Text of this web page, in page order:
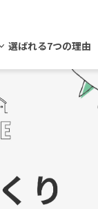
選ばれる7つの理由